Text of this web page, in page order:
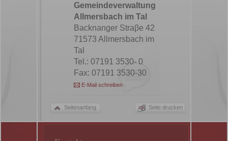
Gemeindeverwaltung
Allmersbach im Tal
Backnanger Straβe 42
71573 Allmersbach im
Tal
Tel.: 07191 3530- 0
Fax: 07191 3530-30
E-Mail schreiben
Seitenanfang Seite drucken